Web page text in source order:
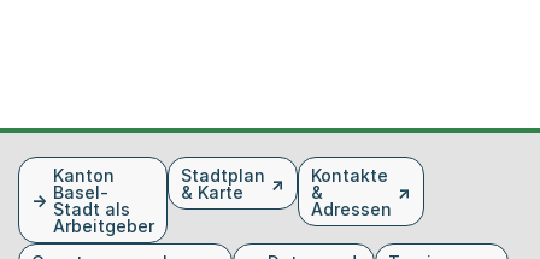
FusszeileKanton
Basel-
Stadt als
Arbeitgeber
Stadtplan
& Karte
Kontakte
&
Adressen